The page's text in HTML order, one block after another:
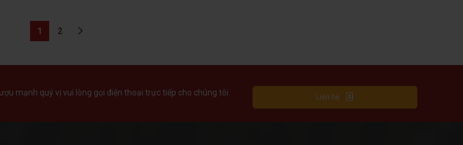
1 2
mạnh quý vị vui lòng gọi điện thoại trực tiếp cho chúng tôi. Liên hệ